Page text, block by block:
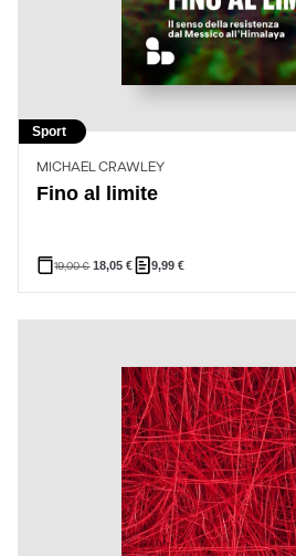
Sport
MICHAEL CRAWLEY
Fino al limite
19,00€ 18,05€ 9,99 €